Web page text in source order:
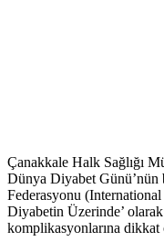
Çanakkale Halk Sağlığı
Dünya Diyabet Günü’nün
Federasyonu
Diyabetin Üzerinde’
komplikasyonlarına dikkat